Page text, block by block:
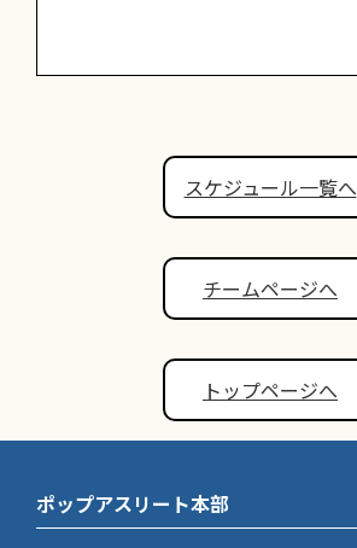
スケジュール一覧へ
チームページへ
トップページへ
ポップアスリート本部